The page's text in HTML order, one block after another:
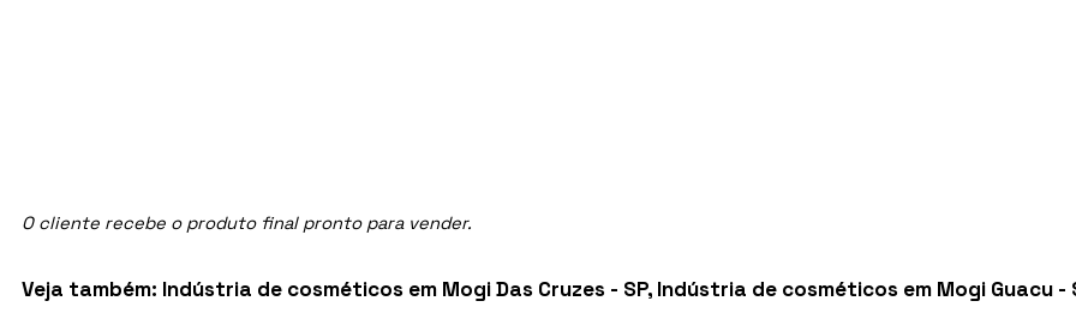
O cliente recebe o produto final pronto para vender.
Veja também: Indústria de cosméticos em Mogi Das Cruzes - SP, Indústria de cosméticos em Mogi Guacu -